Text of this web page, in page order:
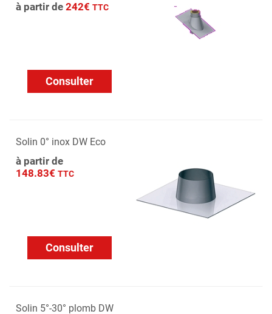
à partir de 242€ TTC
Consulter
Solin 0° inox DW Eco
à partir de
148.83€ TTC
Consulter
Solin 5°-30° plomb DW